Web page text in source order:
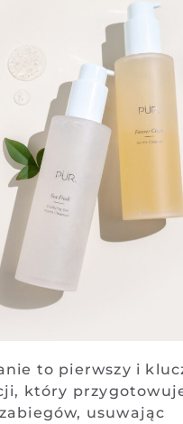
to pierwszy i
który
usuwając